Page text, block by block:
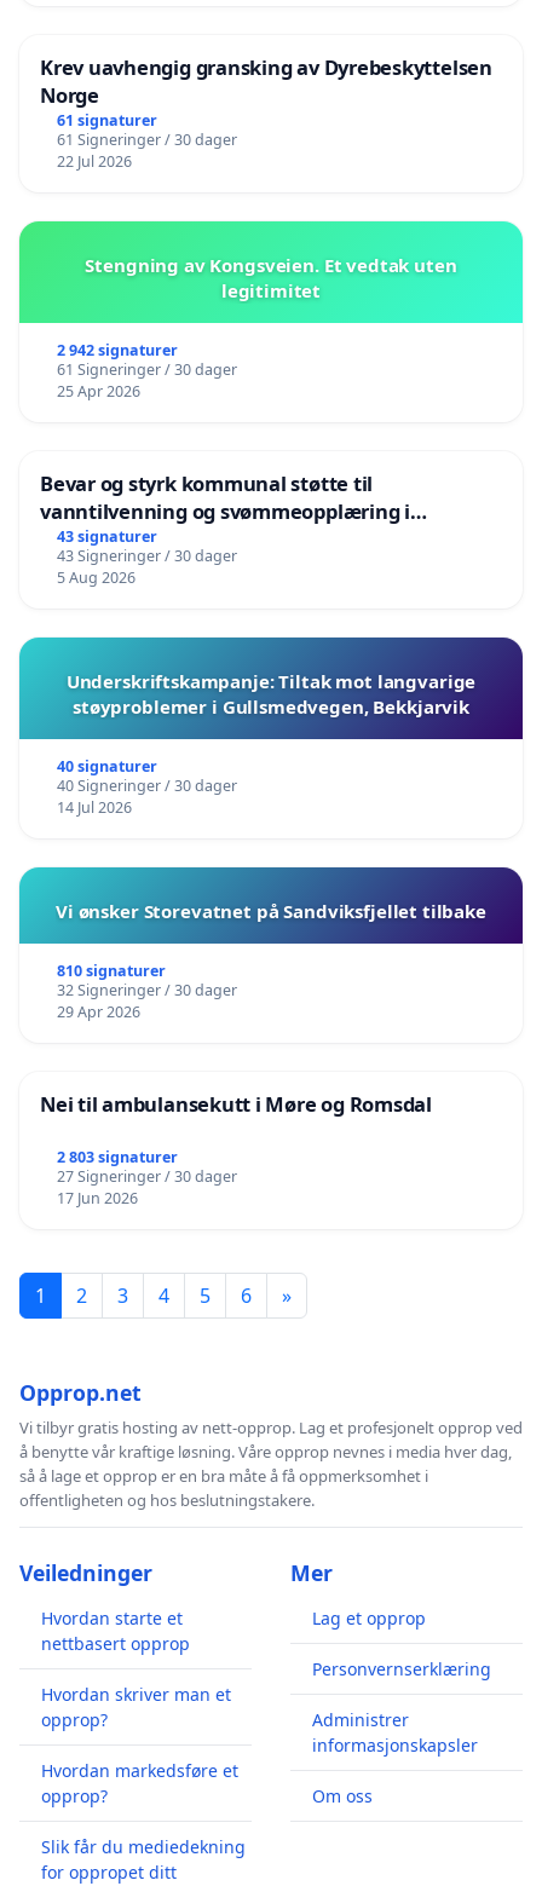
Krev uavhengig gransking av Dyrebeskyttelsen
Norge
61 signaturer
61 Signeringer / 30 dager
22 Jul 2026
Stengning av Kongsveien. Et vedtak uten
legitimitet
2 942 signaturer
61 Signeringer / 30 dager
25 Apr 2026
Bevar og styrk kommunal støtte til
vanntilvenning og svømmeopplæring i
barnehagene i Haugesund
43 signaturer
43 Signeringer / 30 dager
5 Aug 2026
Underskriftskampanje: Tiltak mot langvarige
støyproblemer i Gullsmedvegen, Bekkjarvik
40 signaturer
40 Signeringer / 30 dager
14 Jul 2026
Vi ønsker Storevatnet på Sandviksfjellet tilbake
810 signaturer
32 Signeringer / 30 dager
29 Apr 2026
Nei til ambulansekutt i Møre og Romsdal
2 803 signaturer
27 Signeringer / 30 dager
17 Jun 2026
1 2 3 4 5 6 »
Opprop.net
Vi tilbyr gratis hosting av nett-opprop. Lag et profesjonelt opprop ved
å benytte vår kraftige løsning. Våre opprop nevnes i media hver dag,
så å lage et opprop er en bra måte å få oppmerksomhet i
offentligheten og hos beslutningstakere.
Veiledninger
Hvordan starte et
nettbasert opprop
Hvordan skriver man et
opprop?
Hvordan markedsføre et
opprop?
Slik får du mediedekning
for oppropet ditt
Mer
Lag et opprop
Personvernserklæring
Administrer
informasjonskapsler
Om oss